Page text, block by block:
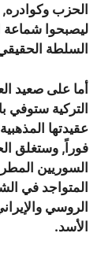
الحزب
ليصبحوا
السلطة
أما على صعيد
التركية ستوفي
عقيدتها
فوراً, وستغلق
السوريين
المتواجد في
الروسي
الأسد.